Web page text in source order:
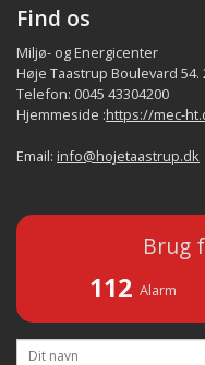
Find os
Miljø- og Energicenter
Høje Taastrup Boulevard 54.
Telefon: 0045 43304200
Hjemmeside :https://mec-
Email: info@hojetaastrup.dk
Brug
112 Alarm